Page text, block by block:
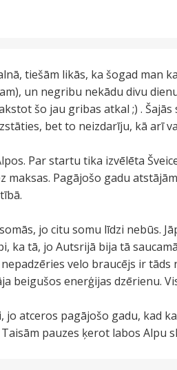
tiešām likās, ka šogad man
un negribu nekādu divu
šo jau gribas atkal ;) .
bet to neizdarīju, kā arī
Par startu tika izvēlēta
maksas. Pagājošo gadu
jo citu somu līdzi nebūs.
ka tā, jo Autsrijā bija tā
velo braucējs ir tāds
beigušos enerģijas dzērienu.
atceros pagājošo gadu, kad
pauzes ķerot labos Alpu